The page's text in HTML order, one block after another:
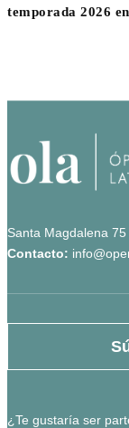
temporada 2026
Santa Magdalena
Contacto:
¿Te gustaría ser